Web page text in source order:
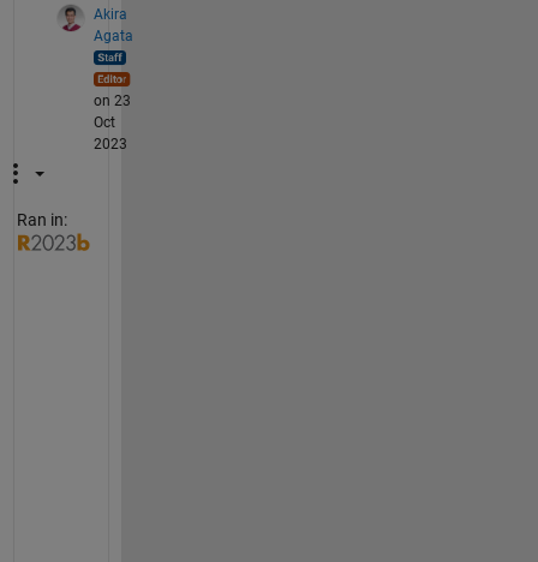
Akira
Agata
on 23
Oct
2023
Ran in: